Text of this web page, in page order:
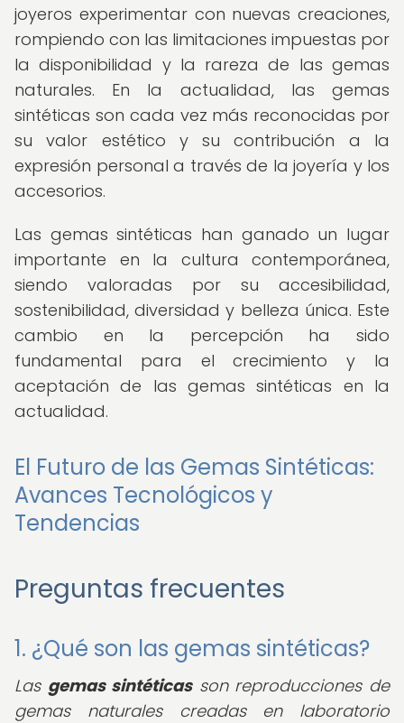
joyeros experimentar con nuevas creaciones,
rompiendo con las limitaciones impuestas por
la disponibilidad y la rareza de las gemas
naturales. En la actualidad, las gemas
sintéticas son cada vez más reconocidas por
su valor estético y su contribución a la
expresión personal a través de la joyería y los
accesorios.
Las gemas sintéticas han ganado un lugar
importante en la cultura contemporánea,
siendo valoradas por su accesibilidad,
sostenibilidad, diversidad y belleza única. Este
cambio en la percepción ha sido
fundamental para el crecimiento y la
aceptación de las gemas sintéticas en la
actualidad.
El Futuro de las Gemas Sintéticas:
Avances Tecnológicos y
Tendencias
Preguntas frecuentes
1. ¿Qué son las gemas sintéticas?
Las gemas sintéticasson reproducciones de
gemas naturales creadas en laboratorio